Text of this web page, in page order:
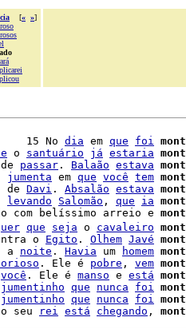
[« »]
15 No dia em que foi
o santuário já estaria
passar . Balaão estava
jumenta em que você tem
Davi . Absalão estava
levando Salomão , que ia
com belíssimo arreio e
que seja o cavaleiro
o Egito . Olhem Javé
a noite . Havia um homem
. Ele é pobre , vem
você . Ele é manso e está
jumentinho que nunca foi
jumentinho que nunca foi
seu rei está chegando ,